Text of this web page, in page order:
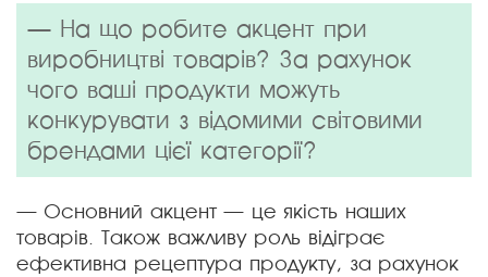
— На що робите акцент при
виробництві товарів? За рахунок
чого ваші продукти можуть
конкурувати з відомими світовими
брендами цієї категорії?
— Основний акцент — це якість наших
товарів. Також важливу роль відіграє
ефективна рецептура продукту, за рахунок